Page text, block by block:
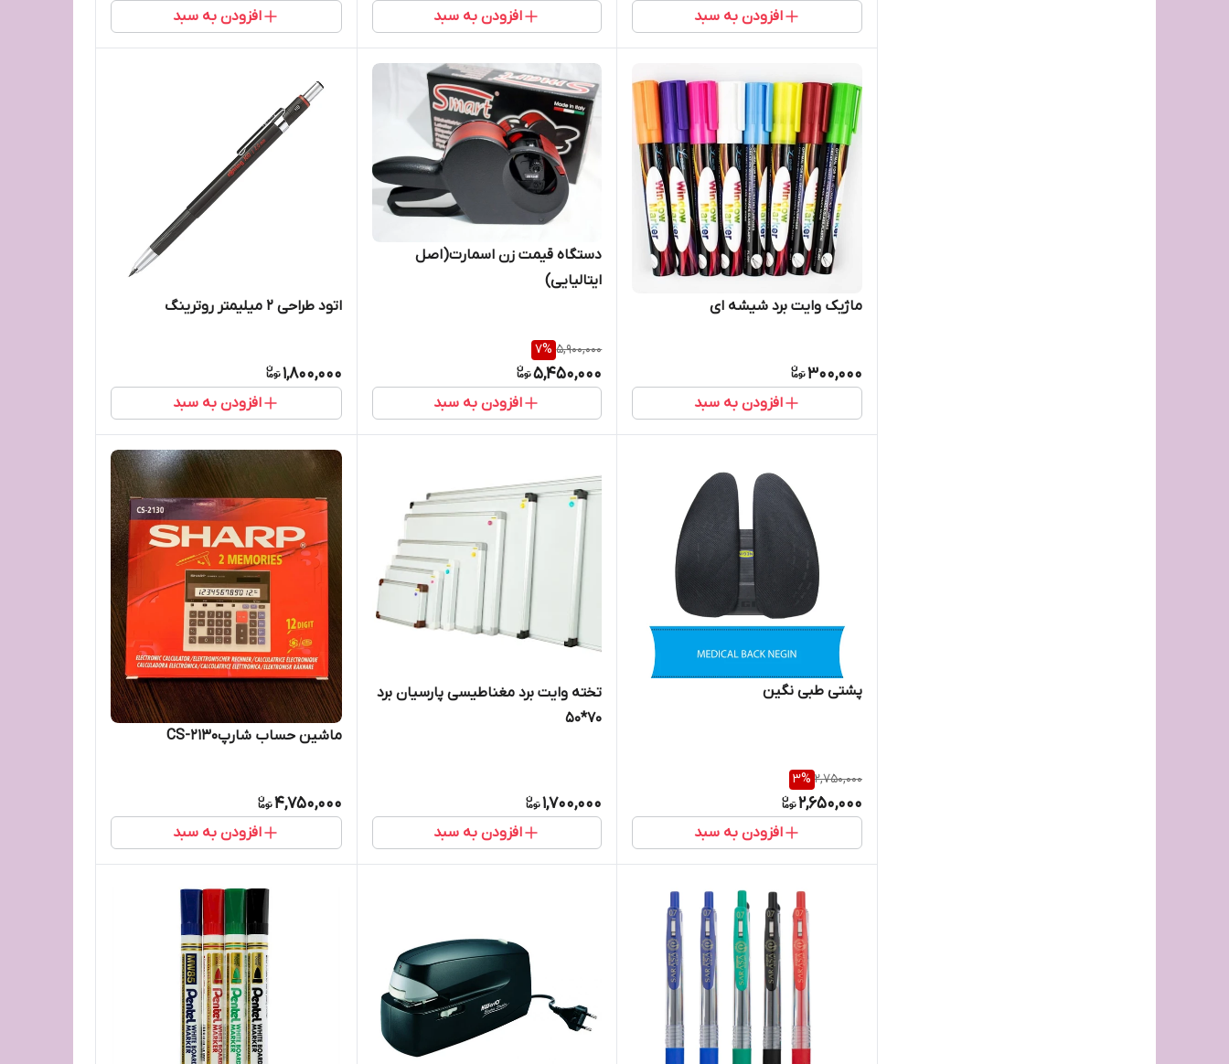
افزودن به سبد افزودن به سبد افزودن به سبد
ماژیک‌ وایت برد شیشه ای
300,000
افزودن به سبد
دستگاه قیمت زن اسمارت(اصل
ایتالیایی)
5,900,000
7%
5,450,000
افزودن به سبد
اتود طراحی ۲ میلیمتر روترینگ
1,800,000
افزودن به سبد
پشتی طبی نگین
2,750,000
3%
2,650,000
افزودن به سبد
تخته وایت برد مغناطیسی پارسیان برد
۷۰*۵۰
1,700,000
افزودن به سبد
ماشین حساب شارپCS-2130
4,750,000
افزودن به سبد